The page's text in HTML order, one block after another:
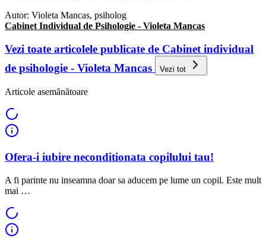
Autor: Violeta Mancas, psiholog
Cabinet Individual de Psihologie - Violeta Mancas
Vezi toate articolele publicate de Cabinet individual
de psihologie - Violeta Mancas
Vezi tot
Articole asemănătoare
Ofera-i iubire neconditionata copilului tau!
A fi parinte nu inseamna doar sa aducem pe lume un copil. Este mult
mai …